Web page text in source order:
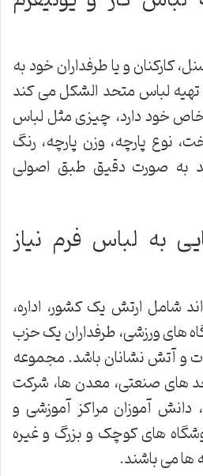
کارکنان و یا طرفداران خود به
تهیه لباس متحد الشکل می کند
خاص خود دارد، چیزی مثل لباس
نوع پارچه، وزن پارچه، رنگ
به صورت دقیق طبق اصولی
به لباس فرم نیاز
شامل ارتش یک کشور، اداره،
های ورزشی، طرفداران یک حزب
و آتش نشانان باشد. مجموعه
های صنعتی، معدن ها، شرکت
آموزان مراکز آموزشی و
های کوچک و بزرگ و غیره
ها می باشند.